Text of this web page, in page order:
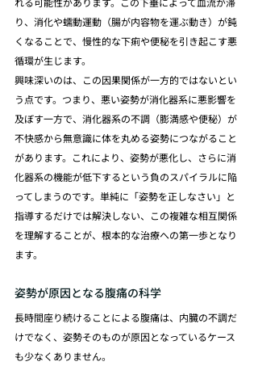
り、消化や蠕動運動（腸が内容物を運ぶ動き）が鈍
くなることで、慢性的な下痢や便秘を引き起こす悪
循環が生じます。
興味深いのは、この因果関係が一方的ではないとい
う点です。つまり、悪い姿勢が消化器系に悪影響を
及ぼす一方で、消化器系の不調（膨満感や便秘）が
不快感から無意識に体を丸める姿勢につながること
があります。これにより、姿勢が悪化し、さらに消
化器系の機能が低下するという負のスパイラルに陥
ってしまうのです。単純に「姿勢を正しなさい」と
指導するだけでは解決しない、この複雑な相互関係
を理解することが、根本的な治療への第一歩となり
ます。
姿勢が原因となる腹痛の科学
長時間座り続けることによる腹痛は、内臓の不調だ
けでなく、姿勢そのものが原因となっているケース
も少なくありません。